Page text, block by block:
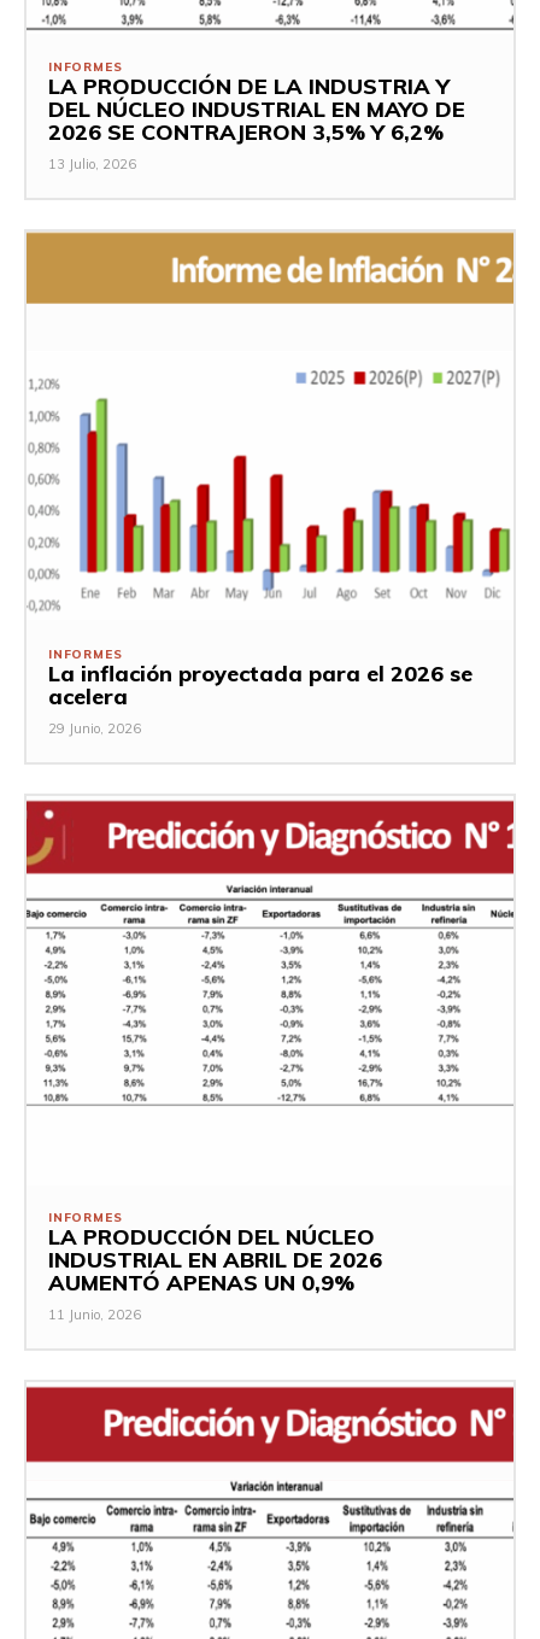
INFORMES
LA PRODUCCIÓN DE LA INDUSTRIA Y
DEL NÚCLEO INDUSTRIAL EN MAYO DE
2026 SE CONTRAJERON 3,5% Y 6,2%
13 Julio, 2026
INFORMES
La inflación proyectada para el 2026 se
acelera
29 Junio, 2026
INFORMES
LA PRODUCCIÓN DEL NÚCLEO
INDUSTRIAL EN ABRIL DE 2026
AUMENTÓ APENAS UN 0,9%
11 Junio, 2026